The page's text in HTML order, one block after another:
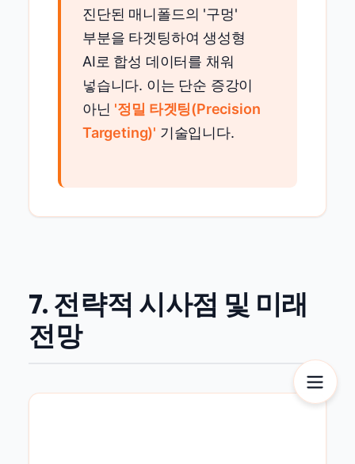
진단된 매니폴드의 '구멍'
부분을 타겟팅하여 생성형
AI로 합성 데이터를 채워
넣습니다. 이는 단순 증강이
아닌 '정밀 타겟팅(Precision
Targeting)' 기술입니다.
7. 전략적 시사점 및 미래
전망